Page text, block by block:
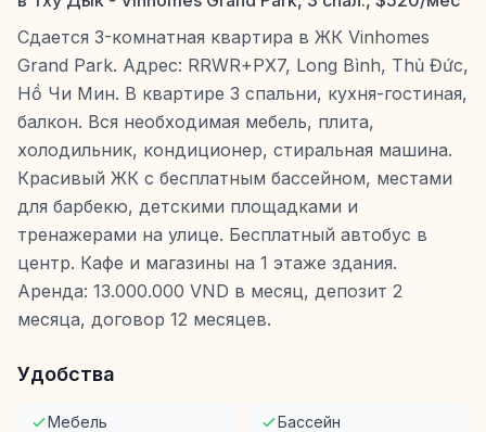
Сдается 3-комнатная квартира в ЖК Vinhomes
Grand Park. Адрес: RRWR+PX7, Long Bình, Thủ Đức,
Hồ Чи Мин. В квартире 3 спальни, кухня-гостиная,
балкон. Вся необходимая мебель, плита,
холодильник, кондиционер, стиральная машина.
Красивый ЖК с бесплатным бассейном, местами
для барбекю, детскими площадками и
тренажерами на улице. Бесплатный автобус в
центр. Кафе и магазины на 1 этаже здания.
Аренда: 13.000.000 VND в месяц, депозит 2
месяца, договор 12 месяцев.
Удобства
Мебель Бассейн